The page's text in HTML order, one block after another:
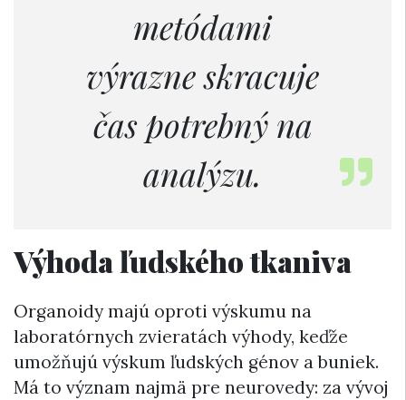
metódami
výrazne skracuje
čas potrebný na
analýzu.
Výhoda ľudského tkaniva
Organoidy majú oproti výskumu na
laboratórnych zvieratách výhody, keďže
umožňujú výskum ľudských génov a buniek.
Má to význam najmä pre neurovedy: za vývoj